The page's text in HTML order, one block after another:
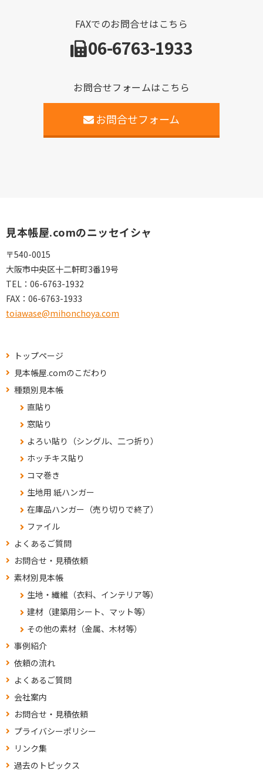
FAXでのお問合せはこちら
06-6763-1933
お問合せフォームはこちら
お問合せフォーム
見本帳屋.comのニッセイシャ
〒540-0015
大阪市中央区十二軒町3番19号
TEL： 06-6763-1932
FAX： 06-6763-1933
toiawase@mihonchoya.com
トップページ
見本帳屋.comのこだわり
種類別見本帳
直貼り
窓貼り
よろい貼り（シングル、二つ折り）
ホッチキス貼り
コマ巻き
生地用 紙ハンガー
在庫品ハンガー（売り切りで終了）
ファイル
よくあるご質問
お問合せ・見積依頼
素材別見本帳
生地・繊維（衣料、インテリア等）
建材（建築用シート、マット等）
その他の素材（金属、木材等）
事例紹介
依頼の流れ
よくあるご質問
会社案内
お問合せ・見積依頼
プライバシーポリシー
リンク集
過去のトピックス